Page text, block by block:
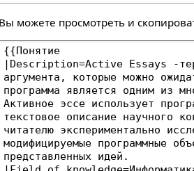
Вы можете просмотреть и